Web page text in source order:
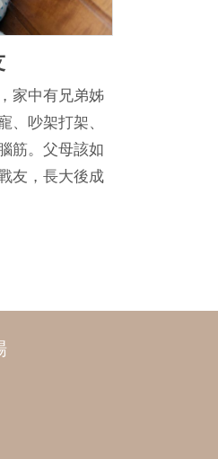
家中有兄弟姊
、吵架打架、
筋。父母該如
友，長大後成